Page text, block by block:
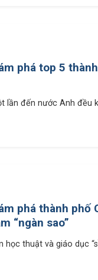
phá top 5
lần đến nước Anh đều
phá thành phố
“ngàn sao”
thuật và giáo dục